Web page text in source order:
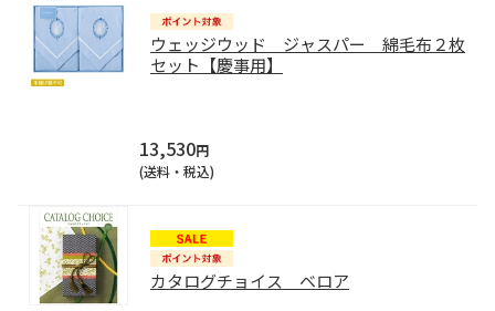
ウェッジウッド ジャスパー 綿毛布２枚
セット【慶事用】
13,530円
(送料・税込)
カタログチョイス ベロア